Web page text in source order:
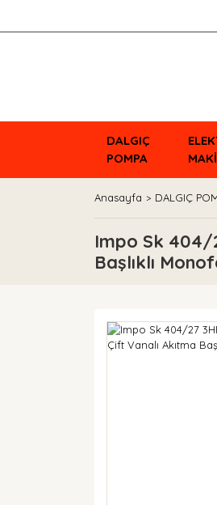
DALGIÇ
POMPA
Anasayfa DALGIÇ
Impo Sk 404/
Başlıklı